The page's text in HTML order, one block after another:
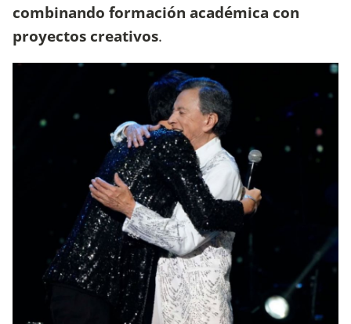
combinando formación académica con
proyectos creativos.